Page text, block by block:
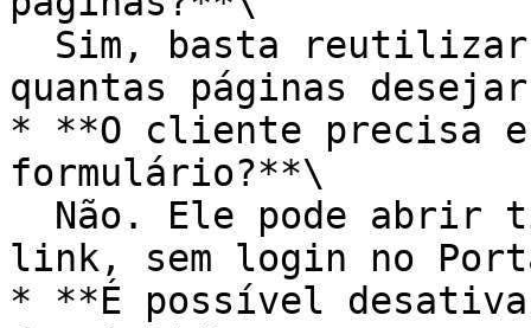
quantas páginas
* **O cliente precisa
formulário?**\
link, sem login no
* **É possível